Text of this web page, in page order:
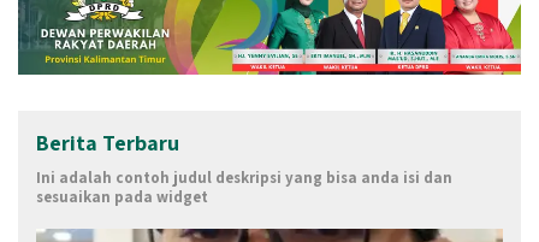
Berita Terbaru
Ini adalah contoh judul deskripsi yang bisa anda isi dan
sesuaikan pada widget